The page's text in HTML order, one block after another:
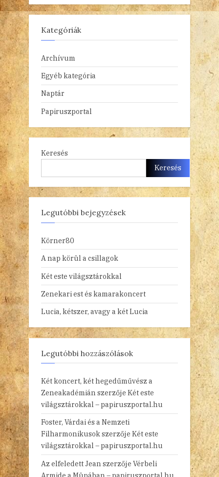
Kategóriák
Archívum
Egyéb kategória
Naptár
Papiruszportal
Keresés
Keresés
Legutóbbi bejegyzések
Körner80
A nap körül a csillagok
Két este világsztárokkal
Zenekari est és kamarakoncert
Lucia, kétszer, avagy a két Lucia
Legutóbbi hozzászólások
Két koncert, két hegedűművész a
Zeneakadémián szerzője Két este
világsztárokkal – papiruszportal.hu
Foster, Várdai és a Nemzeti
Filharmonikusokszerzője Két este
világsztárokkal – papiruszportal.hu
Az elfeledett Jean szerzője Vérbeli